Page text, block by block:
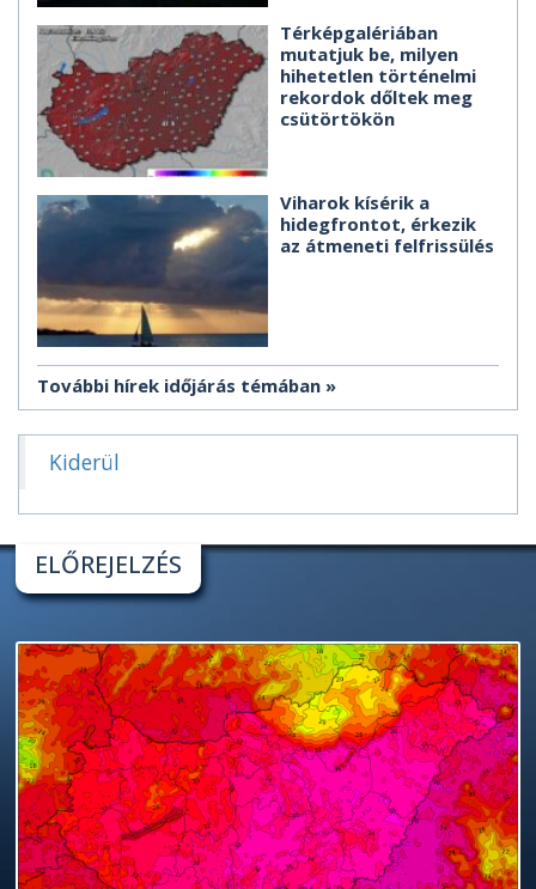
Térképgalériában
mutatjuk be, milyen
hihetetlen történelmi
rekordok dőltek meg
csütörtökön
Viharok kísérik a
hidegfrontot, érkezik
az átmeneti felfrissülés
További hírek időjárás témában
Kiderül
ELŐREJELZÉS